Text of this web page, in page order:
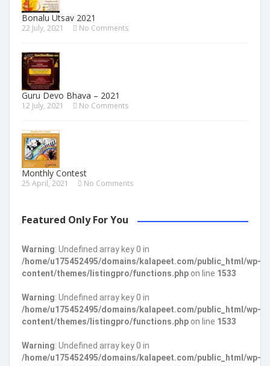
Bonalu Utsav 2021
22 July, 2021 No Comments
Guru Devo Bhava – 2021
12 July, 2021 No Comments
Monthly Contest
25 April, 2021 No Comments
Featured Only For You
Warning: Undefined array key 0 in
/home/u175452495/domains/kalapeet.com/public_html/wp-
content/themes/listingpro/functions.php on line 1533
Warning: Undefined array key 0 in
/home/u175452495/domains/kalapeet.com/public_html/wp-
content/themes/listingpro/functions.php on line 1533
Warning: Undefined array key 0 in
/home/u175452495/domains/kalapeet.com/public_html/wp-